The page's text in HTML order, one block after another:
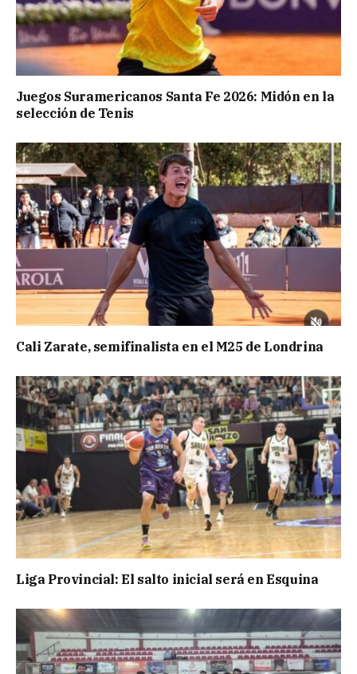
Juegos Suramericanos Santa Fe 2026: Midón en la
selección de Tenis
Cali Zarate, semifinalista en el M25 de Londrina
Liga Provincial: El salto inicial será en Esquina